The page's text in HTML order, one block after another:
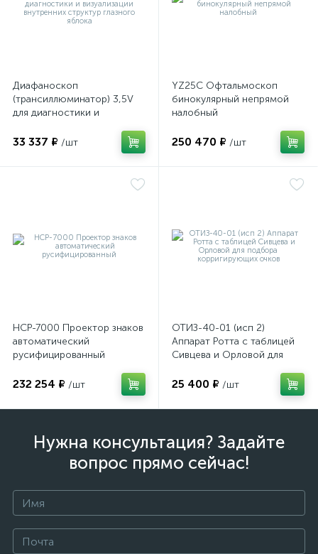
Диафаноскоп
(трансиллюминатор) 3,5V
для диагностики и
структур глазного яблока
33 337 ₽ /шт
YZ25C Офтальмоскоп
бинокулярный непрямой
налобный
250 470 ₽ /шт
НСР-7000 Проектор знаков
автоматический
русифицированный
232 254 ₽ /шт
ОТИЗ-40-01 (исп 2)
Аппарат Ротта с таблицей
Сивцева и Орловой для
очков
25 400 ₽ /шт
Нужна консультация? Задайте
вопрос прямо сейчас!